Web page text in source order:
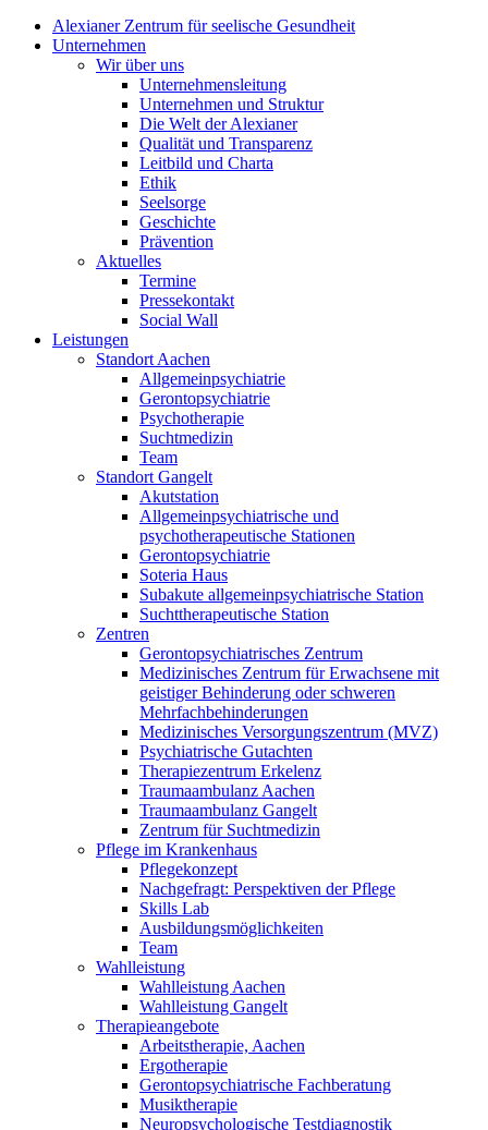
Alexianer Zentrum für seelische Gesundheit
Unternehmen
Wir über uns
Unternehmensleitung
Unternehmen und Struktur
Die Welt der Alexianer
Qualität und Transparenz
Leitbild und Charta
Ethik
Seelsorge
Geschichte
Prävention
Aktuelles
Termine
Pressekontakt
Social Wall
Leistungen
Standort Aachen
Allgemeinpsychiatrie
Gerontopsychiatrie
Psychotherapie
Suchtmedizin
Team
Standort Gangelt
Akutstation
Allgemeinpsychiatrische und
psychotherapeutische Stationen
Gerontopsychiatrie
Soteria Haus
Subakute allgemeinpsychiatrische Station
Suchttherapeutische Station
Zentren
Gerontopsychiatrisches Zentrum
Medizinisches Zentrum für Erwachsene mit
geistiger Behinderung oder schweren
Mehrfachbehinderungen
Medizinisches Versorgungszentrum (MVZ)
Psychiatrische Gutachten
Therapiezentrum Erkelenz
Traumaambulanz Aachen
Traumaambulanz Gangelt
Zentrum für Suchtmedizin
Pflege im Krankenhaus
Pflegekonzept
Nachgefragt: Perspektiven der Pflege
Skills Lab
Ausbildungsmöglichkeiten
Team
Wahlleistung
Wahlleistung Aachen
Wahlleistung Gangelt
Therapieangebote
Arbeitstherapie, Aachen
Ergotherapie
Gerontopsychiatrische Fachberatung
Musiktherapie
Neuropsychologische Testdiagnostik